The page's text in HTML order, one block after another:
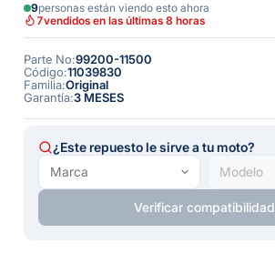
9personas están viendo esto ahora
7vendidos en las últimas 8 horas
Parte No:99200-11500
Código:11039830
Familia:Original
Garantía:3 MESES
¿Este repuesto le sirve a tu moto?
Verificar compatibilidad